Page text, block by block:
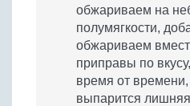
обжариваем на
полумягкости,
обжариваем
приправы по
время от
выпарится